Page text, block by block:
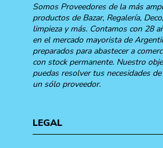
Somos Proveedores de la más
productos de Bazar, Regalería,
limpieza y más. Contamos con 28
en el mercado mayorista de
preparados para abastecer a
con stock permanente. Nuestro
puedas resolver tus necesidades
un sólo proveedor.
LEGAL